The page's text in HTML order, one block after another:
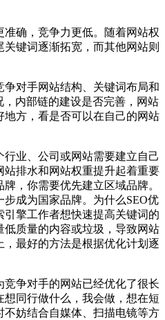
确，竞争力更低。随着网站权
键词逐渐拓宽，而其他网站则
对手网站结构、关键词布局和
内部链的建设是否完善，网站
方，看是否可以在自己的网站
业、公司或网站需要建立自己
排水和网站权重提升起着重要
，你需要优先建立区域品牌。
成为国家品牌。为什么SEO优
擎工作者想快速提高关键词的
质量的内容或垃圾，导致网站
最好的方法是根据优化计划逐
争对手的网站已经优化了很长
同行做什么，我会做，想在短
妨结合自媒体、扫描电镜等方